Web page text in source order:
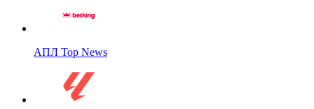
АПЛ Top News